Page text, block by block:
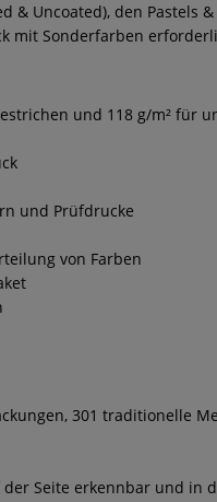
Uncoated), den Pastels
mit Sonderfarben
und 118 g/m² für
und Prüfdrucke
von Farben
301 traditionelle
Seite erkennbar und in